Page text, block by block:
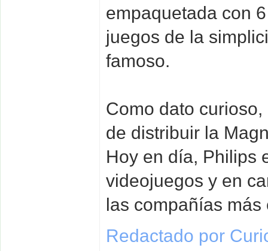
empaquetada con
juegos de la
famoso.
Como dato
de distribuir la
Hoy en día, Philips
videojuegos y en
las compañías más
Redactado por